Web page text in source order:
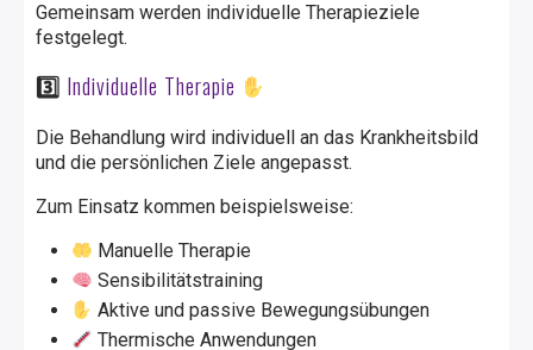
Gemeinsam werden individuelle Therapieziele
festgelegt.
3️ Individuelle Therapie
Die Behandlung wird individuell an das Krankheitsbild
und die persönlichen Ziele angepasst.
Zum Einsatz kommen beispielsweise:
Manuelle Therapie
Sensibilitätstraining
Aktive und passive Bewegungsübungen
Thermische Anwendungen